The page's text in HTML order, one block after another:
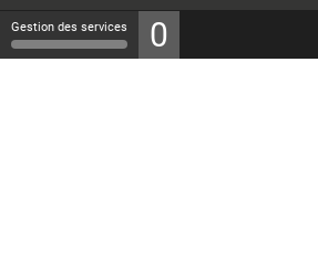
Gestion des services 0